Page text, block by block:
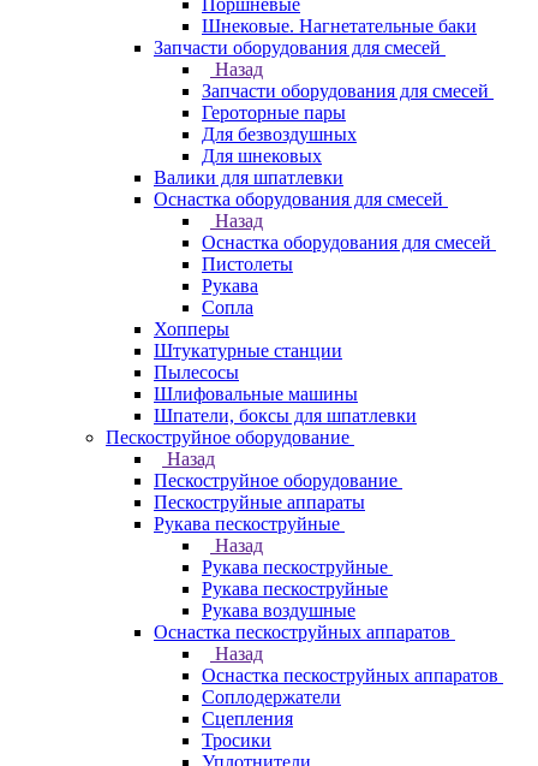
Поршневые
Шнековые. Нагнетательные баки
Запчасти оборудования для смесей
Назад
Запчасти оборудования для смесей
Героторные пары
Для безвоздушных
Для шнековых
Валики для шпатлевки
Оснастка оборудования для смесей
Назад
Оснастка оборудования для смесей
Пистолеты
Рукава
Сопла
Хопперы
Штукатурные станции
Пылесосы
Шлифовальные машины
Шпатели, боксы для шпатлевки
Пескоструйное оборудование
Назад
Пескоструйное оборудование
Пескоструйные аппараты
Рукава пескоструйные
Назад
Рукава пескоструйные
Рукава пескоструйные
Рукава воздушные
Оснастка пескоструйных аппаратов
Назад
Оснастка пескоструйных аппаратов
Соплодержатели
Сцепления
Тросики
Уплотнители